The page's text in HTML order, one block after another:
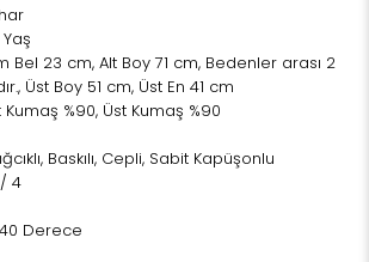
Bel 23 cm, Alt Boy 71 cm, Bedenler arası 2
Üst Boy 51 cm, Üst En 41 cm
Kumaş %90, Üst Kumaş %90
Baskılı, Cepli, Sabit Kapüşonlu
4
40 Derece